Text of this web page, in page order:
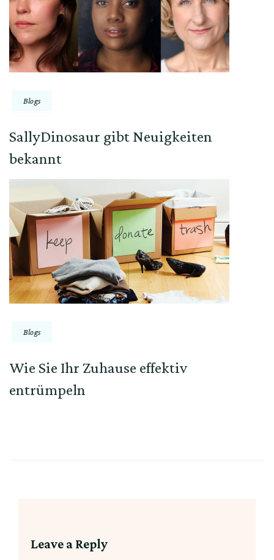
Blogs
SallyDinosaur gibt Neuigkeiten
bekannt
Blogs
Wie Sie Ihr Zuhause effektiv
entrümpeln
Leave a Reply